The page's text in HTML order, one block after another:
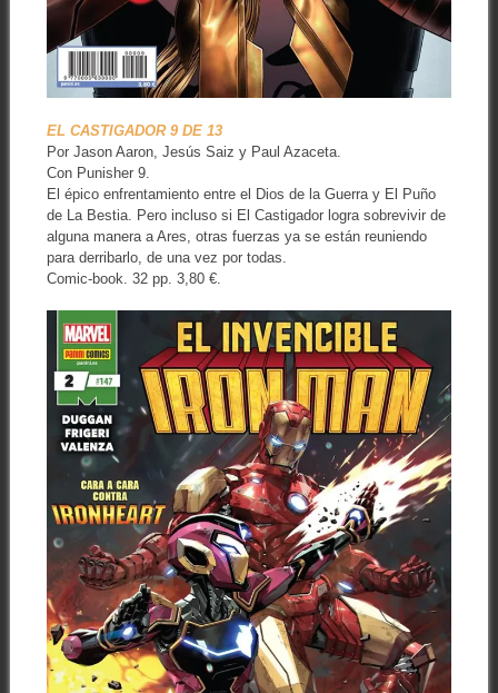
EL CASTIGADOR 9 DE 13
Por Jason Aaron, Jesús Saiz y Paul Azaceta.
Con Punisher 9.
El épico enfrentamiento entre el Dios de la Guerra y El Puño
de La Bestia. Pero incluso si El Castigador logra sobrevivir de
alguna manera a Ares, otras fuerzas ya se están reuniendo
para derribarlo, de una vez por todas.
Comic-book. 32 pp. 3,80 €.